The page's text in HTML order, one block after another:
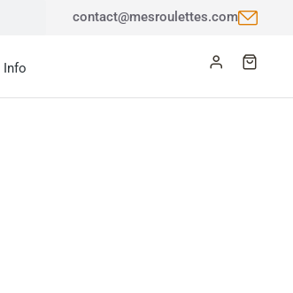
contact@mesroulettes.com
Info